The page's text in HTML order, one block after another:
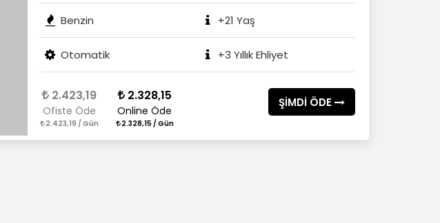
Benzin +21 Yaş
Otomatik +3 Yıllık Ehliyet
2.423,19
Ofiste Öde
2.423,19 / Gün
2.328,15
Online Öde
2.328,15 / Gün
ŞİMDİ ÖDE